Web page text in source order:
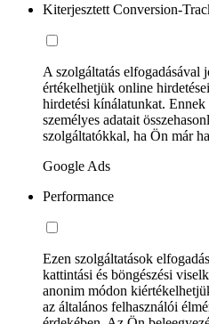
Kiterjesztett Conversion-
A szolgáltatás elfogadásával
értékelhetjük online
hirdetési kínálatunkat.
személyes adatait
szolgáltatókkal, ha Ön már
Google Ads
Performance
Ezen szolgáltatások
kattintási és böngészési
anonim módon
az általános felhasználói